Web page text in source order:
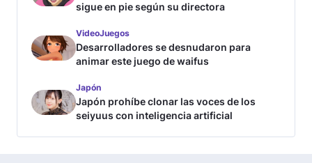
sigue en pie según su directora
VideoJuegos
Desarrolladores se desnudaron para
animar este juego de waifus
Japón
Japón prohíbe clonar las voces de los
seiyuus con inteligencia artificial